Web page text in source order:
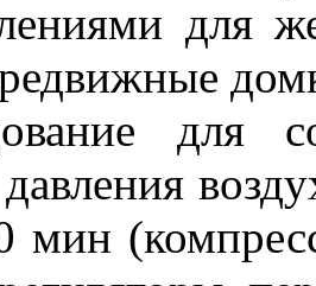
для
для
мин